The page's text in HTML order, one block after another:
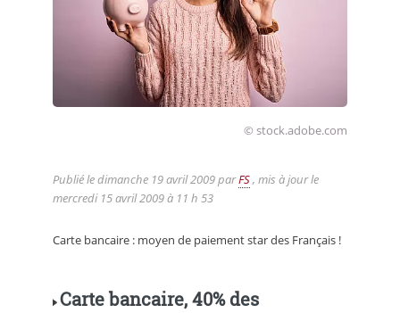
© stock.adobe.com
Publié ledimanche 19 avril 2009parFS, mis à jour le
mercredi 15 avril 2009 à 11 h 53
Carte bancaire : moyen de paiement star des Français !
Carte bancaire, 40% des